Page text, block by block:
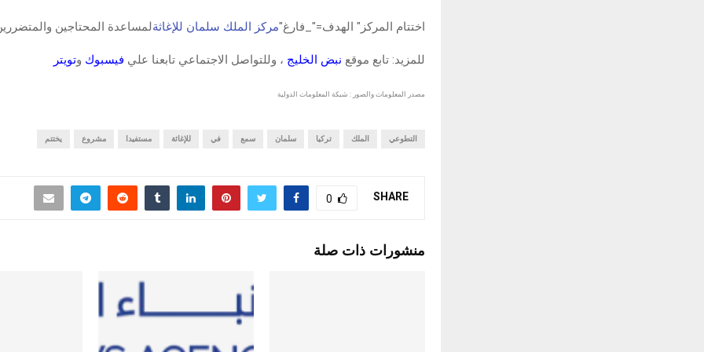
اختتام المركز" الهدف="_فارغ"مركز الملك سلمان للإغاثةلمساعدة المحتاجين
للمزيد: تابع موقع نبض الخليج ، وللتواصل الاجتماعي تابعنا علي فيسبوك وتويتر
مصدر المعلومات والصور : شبكة المعلومات الدولية
التطوعي الملك تركيا سلمان سمع في للإغاثة مستفيدا مشروع يختتم
SHARE
0
منشورات ذات صلة